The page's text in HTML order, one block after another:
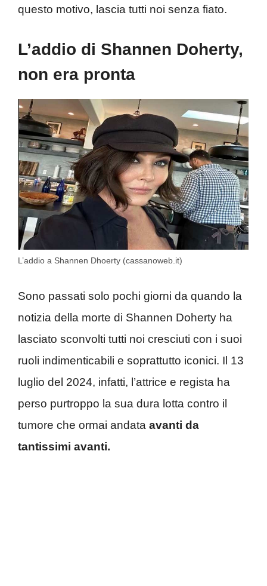
questo motivo, lascia tutti noi senza fiato.
L’addio di Shannen Doherty,
non era pronta
L’addio a Shannen Dhoerty (cassanoweb.it)
Sono passati solo pochi giorni da quando la
notizia della morte di Shannen Doherty ha
lasciato sconvolti tutti noi cresciuti con i suoi
ruoli indimenticabili e soprattutto iconici. Il 13
luglio del 2024, infatti, l’attrice e regista ha
perso purtroppo la sua dura lotta contro il
tumore che ormai andata avanti da
tantissimi avanti.